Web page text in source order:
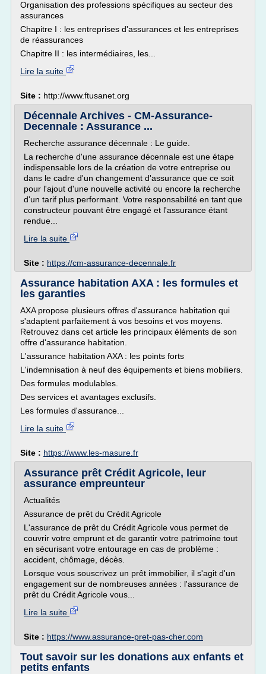
Organisation des professions spécifiques au secteur des
assurances
Chapitre I : les entreprises d'assurances et les entreprises
de réassurances
Chapitre II : les intermédiaires, les...
Lire la suite
Site : http://www.ftusanet.org
Décennale Archives - CM-Assurance-
Decennale : Assurance ...
Recherche assurance décennale : Le guide.
La recherche d'une assurance décennale est une étape
indispensable lors de la création de votre entreprise ou
dans le cadre d'un changement d'assurance que ce soit
pour l'ajout d'une nouvelle activité ou encore la recherche
d'un tarif plus performant. Votre responsabilité en tant que
constructeur pouvant être engagé et l'assurance étant
rendue...
Lire la suite
Site : https://cm-assurance-decennale.fr
Assurance habitation AXA : les formules et
les garanties
AXA propose plusieurs offres d'assurance habitation qui
s'adaptent parfaitement à vos besoins et vos moyens.
Retrouvez dans cet article les principaux éléments de son
offre d'assurance habitation.
L'assurance habitation AXA : les points forts
L'indemnisation à neuf des équipements et biens mobiliers.
Des formules modulables.
Des services et avantages exclusifs.
Les formules d'assurance...
Lire la suite
Site : https://www.les-masure.fr
Assurance prêt Crédit Agricole, leur
assurance empreunteur
Actualités
Assurance de prêt du Crédit Agricole
L'assurance de prêt du Crédit Agricole vous permet de
couvrir votre emprunt et de garantir votre patrimoine tout
en sécurisant votre entourage en cas de problème :
accident, chômage, décès.
Lorsque vous souscrivez un prêt immobilier, il s'agit d'un
engagement sur de nombreuses années : l'assurance de
prêt du Crédit Agricole vous...
Lire la suite
Site : https://www.assurance-pret-pas-cher.com
Tout savoir sur les donations aux enfants et
petits enfants